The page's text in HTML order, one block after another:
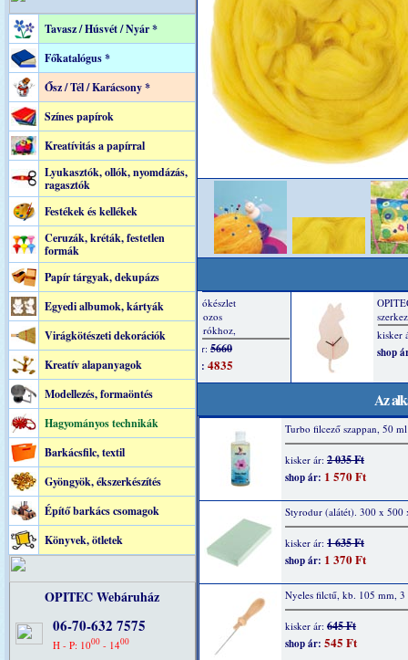
Tavasz / Húsvét / Nyár *
Főkatalógus *
Ősz / Tél / Karácsony *
Színes papírok
Kreatívitás a papírral
Lyukasztók, ollók, nyomdázás,
ragasztók
Festékek és kellékek
Ceruzák, kréták, festetlen
formák
Papír tárgyak, dekupázs
Egyedi albumok, kártyák
Virágkötészeti dekorációk
Kreatív alapanyagok
Modellezés, formaöntés
Hagyományos technikák
Barkácsfilc, textil
Gyöngyök, ékszerkészítés
Építő barkács csomagok
Könyvek, ötletek
OPITEC Webáruház
06-70-632 7575
H - P: 1000- 1400
Az
Turbo filcező szappan, 50 ml
kisker ár: 2 035 Ft
shop ár: 1 570 Ft
Styrodur (alátét). 300 x 500
kisker ár: 1 635 Ft
shop ár: 1 370 Ft
Nyeles filctű, kb. 105 mm, 3
kisker ár: 645 Ft
shop ár: 545 Ft